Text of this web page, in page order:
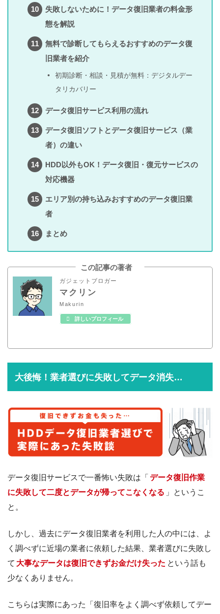
失敗しないために！データ復旧業者の料金形
態を解説
無料で診断してもらえるおすすめのデータ復
旧業者を紹介
初期診断・相談・見積が無料：デジタルデー
タリカバリー
データ復旧サービス利用の流れ
データ復旧ソフトとデータ復旧サービス（業
者）の違い
HDD以外もOK！データ復旧・復元サービスの
対応機器
エリア別の持ち込みおすすめのデータ復旧業
者
まとめ
この記事の著者
ガジェットブロガー
マクリン
Makurin
詳しいプロフィール
大後悔！業者選びに失敗してデータ消失…
データ復旧サービスで一番怖い失敗は「 データ復旧作業
に失敗して二度とデータが帰ってこなくなる 」というこ
と。
しかし、過去にデータ復旧業者を利用した人の中には、よ
く調べずに近場の業者に依頼した結果、業者選びに失敗し
て 大事なデータは復旧できずお金だけ失った という話も
少なくありません。
こちらは実際にあった「復旧率をよく調べず依頼してデー